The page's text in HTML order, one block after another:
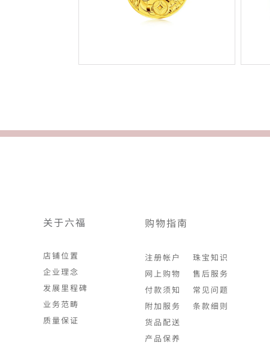
关于六福
店铺位置
企业理念
发展里程碑
业务范畴
质量保证
购物指南
注册帐户
网上购物
付款须知
附加服务
货品配送
产品保养
珠宝知识
售后服务
常见问题
条款细则